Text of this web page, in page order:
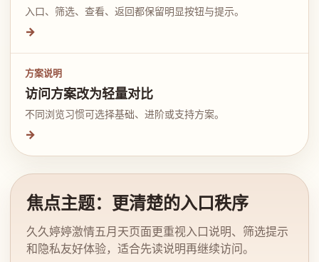
入口、筛选、查看、返回都保留明显按钮与提示。
→
方案说明
访问方案改为轻量对比
不同浏览习惯可选择基础、进阶或支持方案。
→
焦点主题：更清楚的入口秩序
久久婷婷激情五月天页面更重视入口说明、筛选提示
和隐私友好体验，适合先读说明再继续访问。